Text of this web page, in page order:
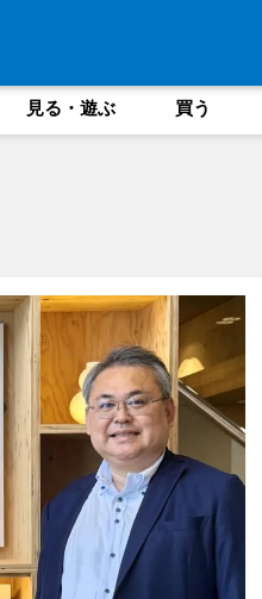
見る・遊ぶ 買う